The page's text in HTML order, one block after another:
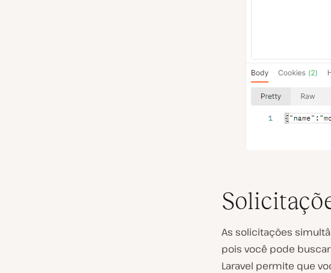
As solicitações
pois você pode
Laravel permite que